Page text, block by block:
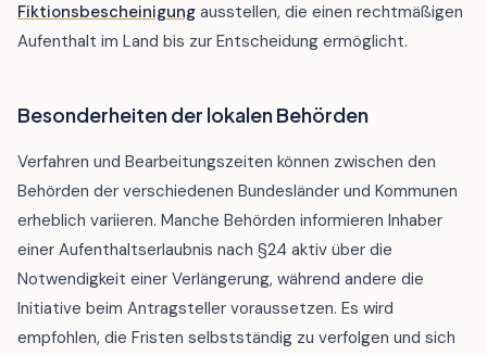
Fiktionsbescheinigung ausstellen, die einen rechtmäßigen
Aufenthalt im Land bis zur Entscheidung ermöglicht.
Besonderheiten der lokalen Behörden
Verfahren und Bearbeitungszeiten können zwischen den
Behörden der verschiedenen Bundesländer und Kommunen
erheblich variieren. Manche Behörden informieren Inhaber
einer Aufenthaltserlaubnis nach §24 aktiv über die
Notwendigkeit einer Verlängerung, während andere die
Initiative beim Antragsteller voraussetzen. Es wird
empfohlen, die Fristen selbstständig zu verfolgen und sich